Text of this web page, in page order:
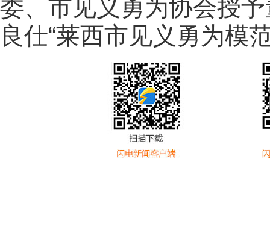
委、市见义勇为协会授
良仕“莱西市见义勇为模